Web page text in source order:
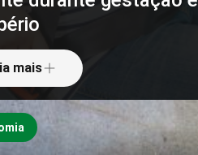
mais